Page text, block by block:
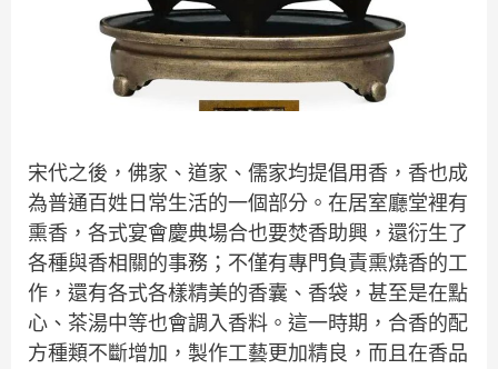
宋代之後，佛家、道家、儒家均提倡用香，香也成
為普通百姓日常生活的一個部分。在居室廳堂裡有
熏香，各式宴會慶典場合也要焚香助興，還衍生了
各種與香相關的事務；不僅有專門負責熏燒香的工
作，還有各式各樣精美的香囊、香袋，甚至是在點
心、茶湯中等也會調入香料。這一時期，合香的配
方種類不斷增加，製作工藝更加精良，而且在香品